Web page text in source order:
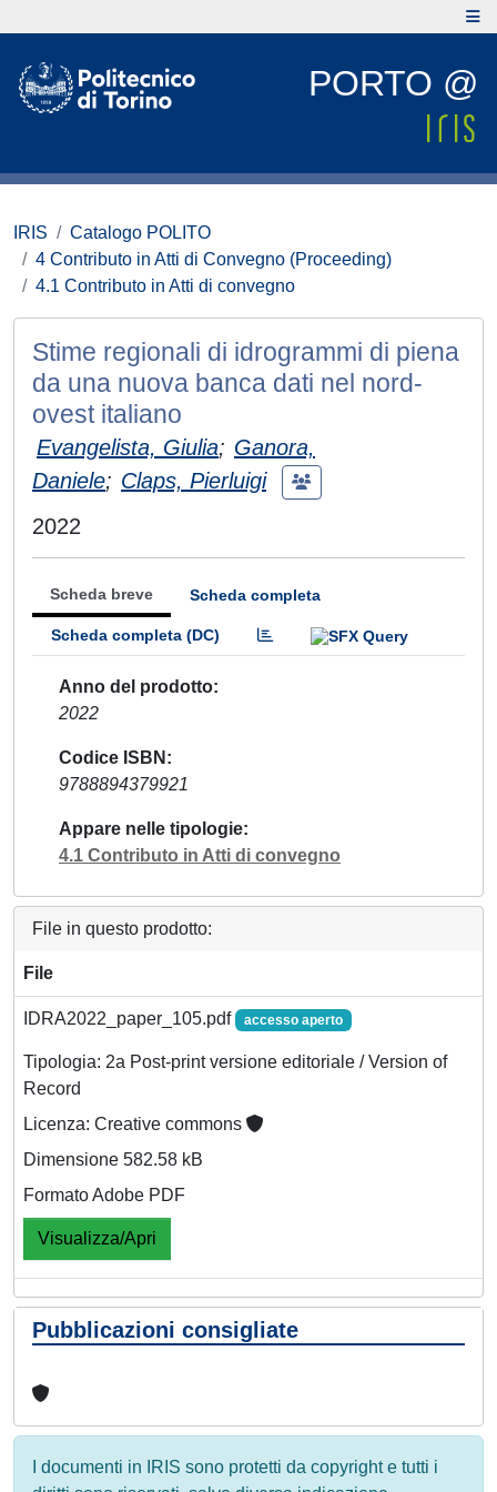
PORTO @
IRIS
Catalogo POLITO
4 Contributo in Atti di Convegno (Proceeding)
4.1 Contributo in Atti di convegno
Stime regionali di idrogrammi di piena
da una nuova banca dati nel nord-
ovest italiano
Evangelista, Giulia; Ganora,
Daniele; Claps, Pierluigi
2022
Scheda breve Scheda completa
Scheda completa (DC)
Anno del prodotto
2022
Codice ISBN
9788894379921
Appare nelle tipologie
4.1 Contributo in Atti di convegno
File in questo prodotto:
File
IDRA2022_paper_105.pdf accesso aperto
Tipologia: 2a Post-print versione editoriale / Version of
Record
Licenza: Creative commons
Dimensione 582.58 kB
Formato Adobe PDF
Visualizza/Apri
Pubblicazioni consigliate
I documenti in IRIS sono protetti da copyright e tutti i